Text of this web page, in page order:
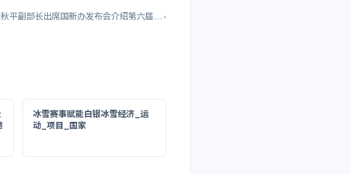
平副部长出席国新办发布会介绍第六届… ›
冰雪赛事赋能白银冰雪经济_运
动_项目_国家